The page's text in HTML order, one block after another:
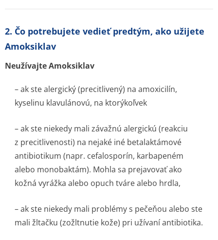
2. Čo potrebujete vedieť predtým, ako užijete
Amoksiklav
Neužívajte Amoksiklav
– ak ste alergický (precitlivený) na amoxicilín,
kyselinu klavulánovú, na ktorýkoľvek
– ak ste niekedy mali závažnú alergickú (reakciu
z precitlivenosti) na nejaké iné betalaktámové
antibiotikum (napr. cefalosporín, karbapeném
alebo monobaktám). Mohla sa prejavovať ako
kožná vyrážka alebo opuch tváre alebo hrdla,
– ak ste niekedy mali problémy s pečeňou alebo ste
mali žltačku (zožltnutie kože) pri užívaní antibiotika.